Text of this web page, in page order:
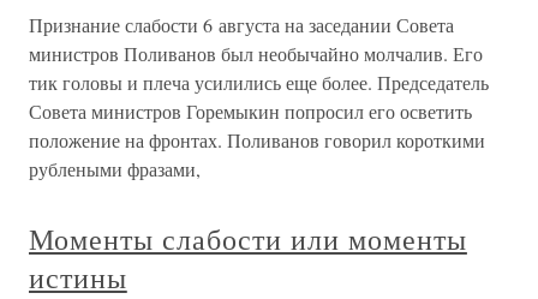
Признание слабости 6 августа на заседании Совета
министров Поливанов был необычайно молчалив. Его
тик головы и плеча усилились еще более. Председатель
Совета министров Горемыкин попросил его осветить
положение на фронтах. Поливанов говорил короткими
рублеными фразами,
Моменты слабости или моменты
истины